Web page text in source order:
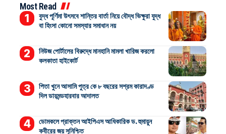
Most Read
বুদ্ধ পূর্ণিমা উৎসবে শান্তির বার্তা নিয়ে বৌদ্ধ ভিক্ষুরা যুদ্ধ
বা হিংসা কোনো সমস্যার সমাধান নয়
নিউজ পোর্টালের বিরুদ্ধে মানহানি মামলা খারিজ করলো
কলকাতা হাইকোর্ট
পিতা খুনে আসামি পুত্র কে ৮ বছরের সশ্রম কারাদণ্ড
দিল ডায়মন্ডহারবার আদালত
ডোমকলে প্রাক্তন আইপিএস আধিকারিক ড. হুমায়ুন
কবীরের জয় সুনিশ্চিত